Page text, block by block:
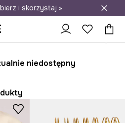
do salonów
i skorzystaj »
niedostępny